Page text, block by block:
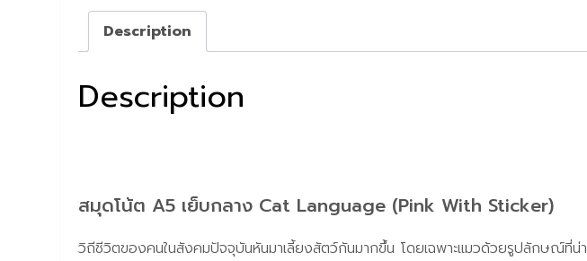
Description
Description
สมุดโน้ต A5 เย็บกลาง Cat Language (Pink With Sticker)
วิถีชีวิตของคนในสังคมปัจจุบันหันมาเลี้ยงสัตว์กันมากขึ้น โดยเฉพาะแมวด้วยรูปลักษณ์ที่น่า